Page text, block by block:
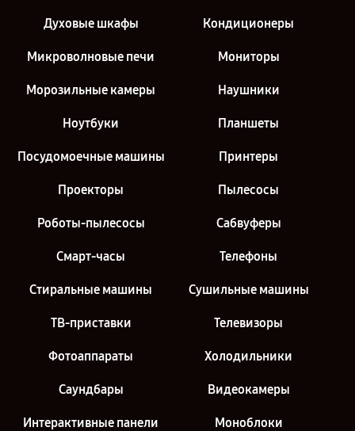
Духовые шкафы Кондиционеры
Микроволновые печи Мониторы
Морозильные камеры Наушники
Ноутбуки Планшеты
Посудомоечные машины Принтеры
Проекторы Пылесосы
Роботы-пылесосы Сабвуферы
Смарт-часы Телефоны
Стиральные машины Сушильные машины
ТВ-приставки Телевизоры
Фотоаппараты Холодильники
Саундбары Видеокамеры
Интерактивные панели Моноблоки